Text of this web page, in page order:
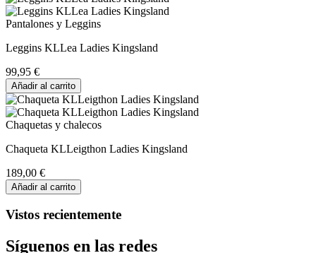
Pantalones y Leggins
Leggins KLLea Ladies Kingsland
99,95 €
Añadir al carrito
Chaquetas y chalecos
Chaqueta KLLeigthon Ladies Kingsland
189,00 €
Añadir al carrito
Vistos recientemente
Síguenos en las redes